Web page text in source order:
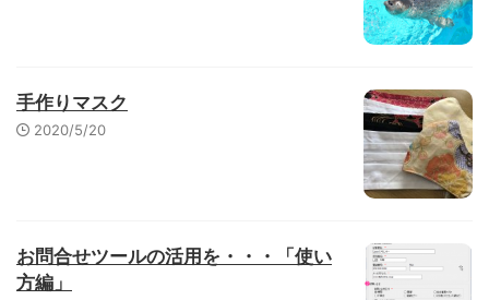
手作りマスク
2020/5/20
お問合せツールの活用を・・・「使い
方編」